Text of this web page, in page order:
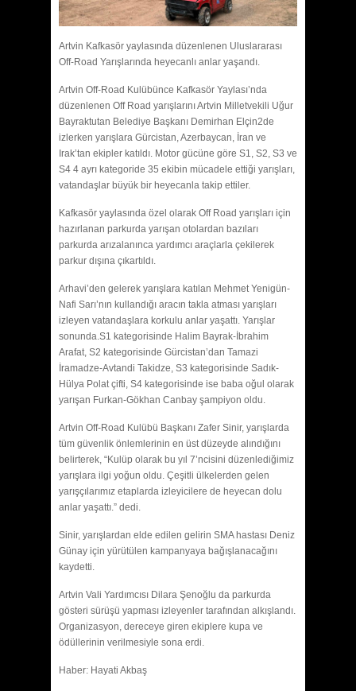
Artvin Kafkasör yaylasında düzenlenen Uluslararası
Off-Road Yarışlarında heyecanlı anlar yaşandı.
Artvin Off-Road Kulübünce Kafkasör Yaylası’nda
düzenlenen Off Road yarışlarını Artvin Milletvekili Uğur
Bayraktutan Belediye Başkanı Demirhan Elçin2de
izlerken yarışlara Gürcistan, Azerbaycan, İran ve
Irak’tan ekipler katıldı. Motor gücüne göre S1, S2, S3 ve
S4 4 ayrı kategoride 35 ekibin mücadele ettiği yarışları,
vatandaşlar büyük bir heyecanla takip ettiler.
Kafkasör yaylasında özel olarak Off Road yarışları için
hazırlanan parkurda yarışan otolardan bazıları
parkurda arızalanınca yardımcı araçlarla çekilerek
parkur dışına çıkartıldı.
Arhavi’den gelerek yarışlara katılan Mehmet Yenigün-
Nafi Sarı’nın kullandığı aracın takla atması yarışları
izleyen vatandaşlara korkulu anlar yaşattı. Yarışlar
sonunda.S1 kategorisinde Halim Bayrak-İbrahim
Arafat, S2 kategorisinde Gürcistan’dan Tamazi
İramadze-Avtandi Takidze, S3 kategorisinde Sadık-
Hülya Polat çifti, S4 kategorisinde ise baba oğul olarak
yarışan Furkan-Gökhan Canbay şampiyon oldu.
Artvin Off-Road Kulübü Başkanı Zafer Sinir, yarışlarda
tüm güvenlik önlemlerinin en üst düzeyde alındığını
belirterek, “Kulüp olarak bu yıl 7’ncisini düzenlediğimiz
yarışlara ilgi yoğun oldu. Çeşitli ülkelerden gelen
yarışçılarımız etaplarda izleyicilere de heyecan dolu
anlar yaşattı.” dedi.
Sinir, yarışlardan elde edilen gelirin SMA hastası Deniz
Günay için yürütülen kampanyaya bağışlanacağını
kaydetti.
Artvin Vali Yardımcısı Dilara Şenoğlu da parkurda
gösteri sürüşü yapması izleyenler tarafından alkışlandı.
Organizasyon, dereceye giren ekiplere kupa ve
ödüllerinin verilmesiyle sona erdi.
Haber: Hayati Akbaş